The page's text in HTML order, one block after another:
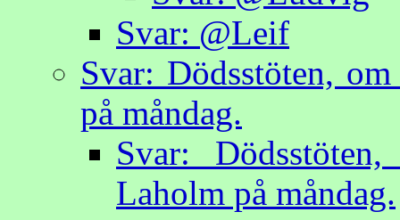
Svar: @Leif
Svar: Dödsstöten,
på måndag.
Svar:
Laholm på måndag.